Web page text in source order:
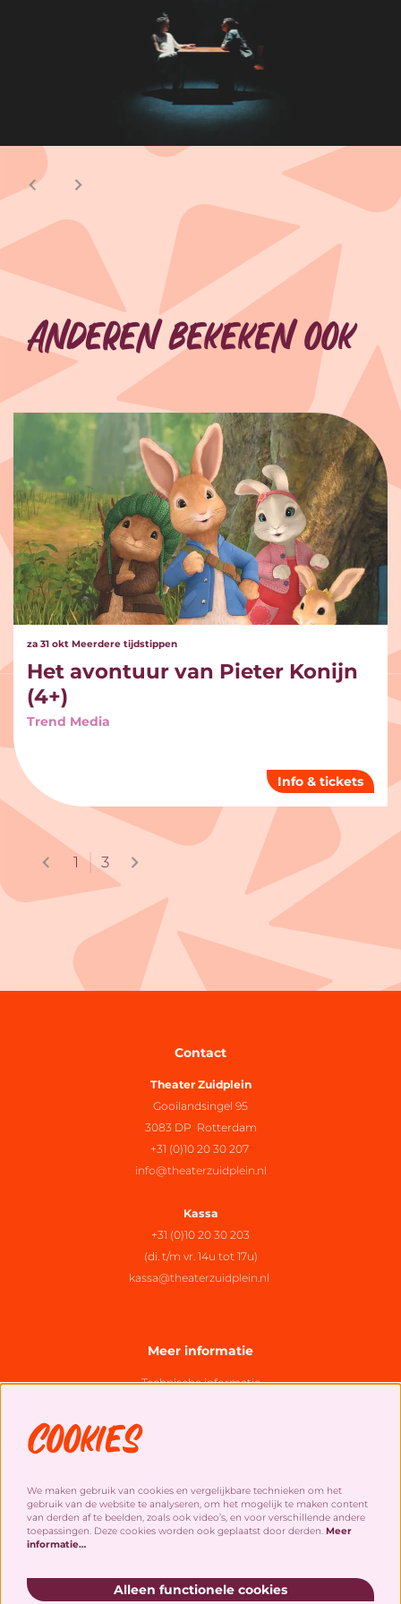
Anderen bekeken ook
Het avontuur van Pieter Konijn
(4+)
Trend Media
za 31 okt Meerdere tijdstippen
Info & tickets
1 3
Contact
Theater Zuidplein
Gooilandsingel 95
3083 DP Rotterdam
+31 (0)10 20 30 207
info@theaterzuidplein.nl
Kassa
+31 (0)10 20 30 203
(di. t/m vr. 14u tot 17u)
kassa@theaterzuidplein.nl
Meer informatie
Technische informatie
Algemene bezoekersvoorwaarden
Cookies
Social Media
Cookies
We maken gebruik van cookies en vergelijkbare technieken om het
gebruik van de website te analyseren, om het mogelijk te maken content
van derden af te beelden, zoals ook video’s, en voor verschillende andere
toepassingen. Deze cookies worden ook geplaatst door derden. Meer
informatie…
Alleen functionele cookies